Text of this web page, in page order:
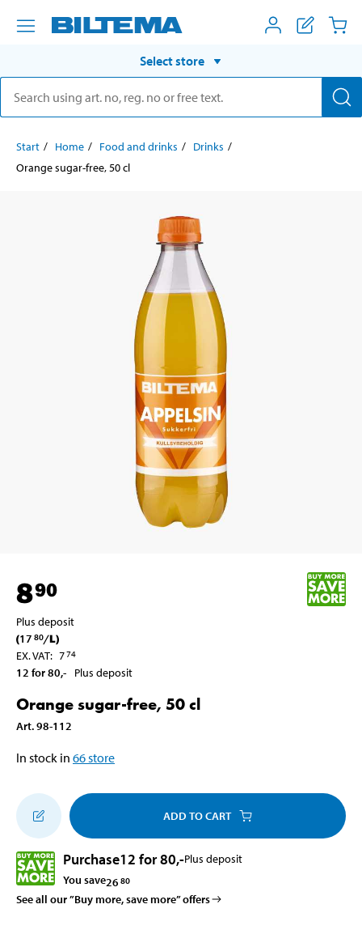
Select store
Start Home Food and drinks
Drinks
Orange sugar-free, 50 cl
890
Plus deposit
(17 80/L)
EX. VAT: 774
12 for 80,- Plus deposit
Orange sugar-free, 50 cl
Art.98-112
In stock in 66store
ADD TO CART
Purchase12 for 80,-Plus deposit
You save26 80
See all our ”Buy more, save more” offers